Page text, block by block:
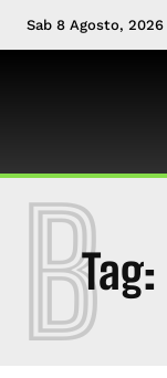
Sab 8 Agosto, 2026
Tag:
B